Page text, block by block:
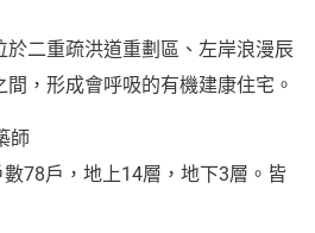
二重疏洪道重劃區、左岸浪漫辰
，形成會呼吸的有機建康住宅。
師
78戶，地上14層，地下3層。皆